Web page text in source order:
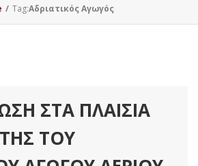
/ Tag:Αδριατικός Αγωγός
ΣΤΑ ΠΛΑΊΣΙΑ
ΤΟΥ